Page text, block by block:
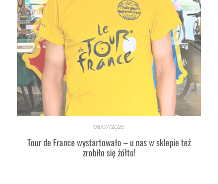
08/07/2026
Tour de France wystartowało – u nas w sklepie też
zrobiło się żółto!